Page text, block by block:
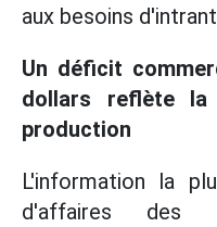
aux besoins
Un déficit
dollars reflète la
production
L'information la
d'affaires des